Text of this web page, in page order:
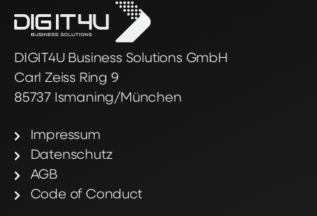
DIGIT4U Business Solutions GmbH
Carl Zeiss Ring 9
85737 Ismaning/München
Impressum
Datenschutz
AGB
Code of Conduct